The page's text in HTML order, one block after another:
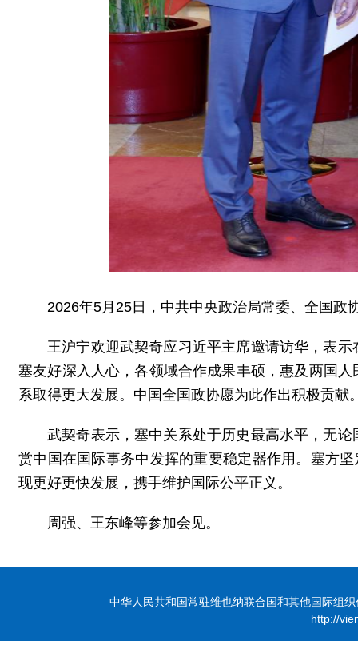
2026年5月25日，中共中央政治局常委、全国政
王沪宁欢迎武契奇应习近平主席邀请访华，表
塞友好深入人心，各领域合作成果丰硕，惠及两国
系取得更大发展。中国全国政协愿为此作出积极贡献
武契奇表示，塞中关系处于历史最高水平，无
赏中国在国际事务中发挥的重要稳定器作用。塞方
现更好更快发展，携手维护国际公平正义。
周强、王东峰等参加会见。
中华人民共和国常驻维也纳联合国和其他国际组
http://